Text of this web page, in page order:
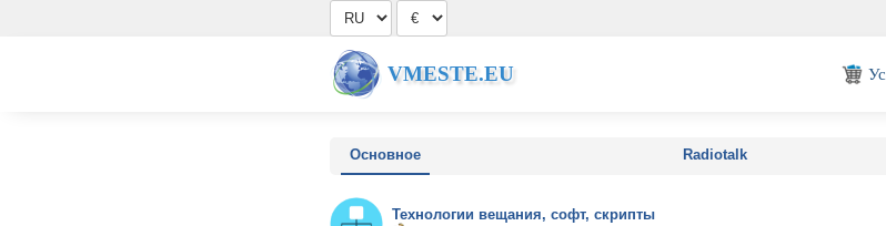
VMESTE.EU
Основное Radiotalk
Технологии вещания, софт, скрипты